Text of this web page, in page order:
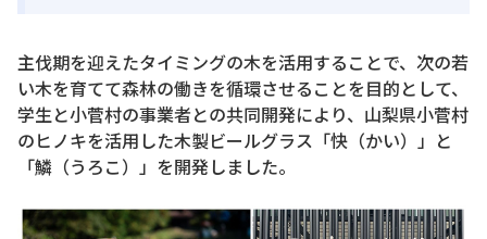
主伐期を迎えたタイミングの木を活用することで、次の若
い木を育てて森林の働きを循環させることを目的として、
学生と小菅村の事業者との共同開発により、山梨県小菅村
のヒノキを活用した木製ビールグラス「快（かい）」と
「鱗（うろこ）」を開発しました。